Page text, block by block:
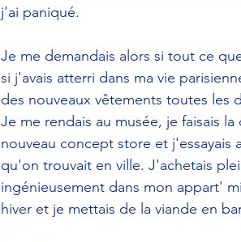
j'ai paniqué.
Je me demandais alors si tout ce
si j'avais atterri dans ma vie
des nouveaux vêtements toutes les
Je me rendais au musée, je faisais
nouveau concept store et j'essayais
qu'on trouvait en ville. J'achetais
ingénieusement dans mon appart'
hiver et je mettais de la viande en